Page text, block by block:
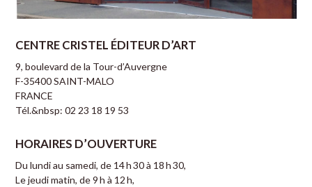
CENTRE CRISTEL ÉDITEUR D’ART
9, boulevard de la Tour-d’Auvergne
F-35400 SAINT-MALO
FRANCE
Tél.&nbsp: 02 23 18 19 53
HORAIRES D’OUVERTURE
Du lundi au samedi, de 14 h 30 à 18 h 30,
Le jeudi matin, de 9 h à 12 h,